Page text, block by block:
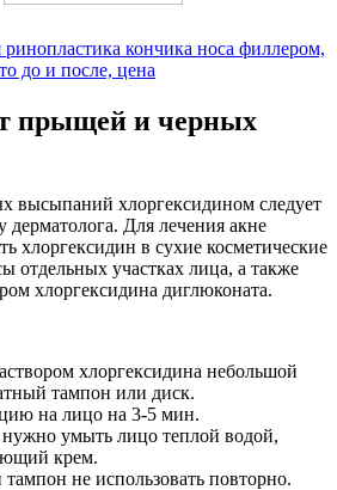
ринопластика кончика носа филлером,
до и после, цена
прыщей и черных
высыпаний хлоргексидином следует
дерматолога. Для лечения акне
хлоргексидин в сухие косметические
отдельных участках лица, а также
хлоргексидина диглюконата.
хлоргексидина небольшой
тампон или диск.
на лицо на 3-5 мин.
нужно умыть лицо теплой водой,
крем.
не использовать повторно.